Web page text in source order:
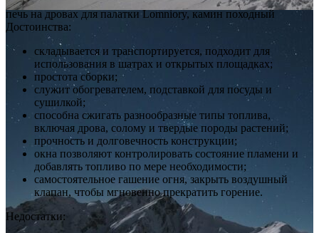
печь на дровах для палатки Lomniory, камин походный
Достоинства:
складывается и транспортируется, подходит для
использования в шатрах и открытых площадках;
простота сборки;
служит обогревателем, подставкой для посуды и
сушилкой;
способна сжигать разнообразные типы топлива,
включая дрова, солому и твердые породы растений;
прочность и долговечность конструкции;
окна позволяют контролировать состояние пламени и
добавлять топливо по мере необходимости;
самостоятельное гашение огня, закрыть воздушный
клапан, чтобы мгновенно прекратить горение.
Недостатки: